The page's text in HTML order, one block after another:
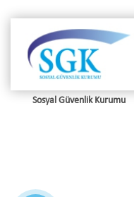
Sosyal Güvenlik Kurumu